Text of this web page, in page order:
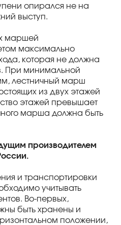
опирался не на
выступ.
маршей
максимально
которая не должна
При минимальной
лестничный марш
из двух этажей
этажей превышает
марша должна быть
производителем
и транспортировки
учитывать
Во-первых,
быть хранены и
положении,